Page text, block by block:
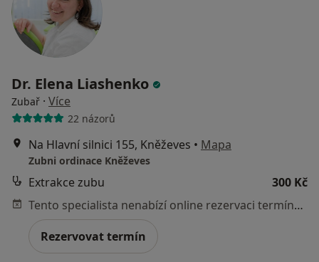
Dr. Elena Liashenko
Zubař · Více
22 názorů
Na Hlavní silnici 155, Kněževes • Mapa
Zubni ordinace Kněževes
Extrakce zubu
300 Kč
Tento specialista nenabízí online rezervaci termínu na této adrese.
Rezervovat termín